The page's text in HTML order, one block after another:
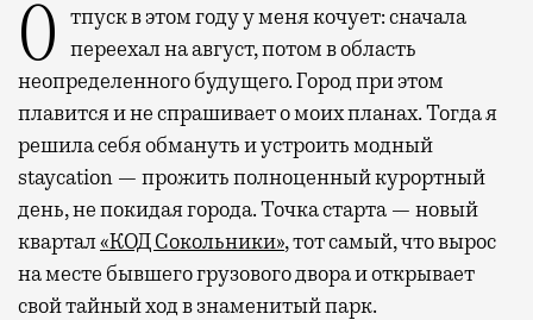
Отпуск в этом году у меня кочует: сначала переехал на август, потом в область
неопределенного будущего. Город при этом
плавится и не спрашивает о моих планах. Тогда я
решила себя обмануть и устроить модный
staycation — прожить полноценный курортный
день, не покидая города. Точка старта — новый
квартал«КОД Сокольники», тот самый, что вырос
на месте бывшего грузового двора и открывает
свой тайный ход в знаменитый парк.